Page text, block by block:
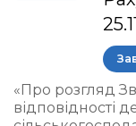
«Про розгляд
відповідності